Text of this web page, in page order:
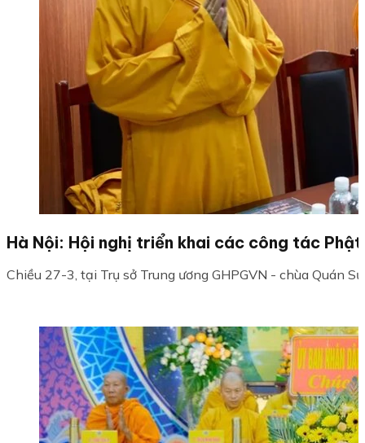
Hà Nội: Hội nghị triển khai các công tác
Chiều 27-3, tại Trụ sở Trung ương GHPGVN - chùa Quán